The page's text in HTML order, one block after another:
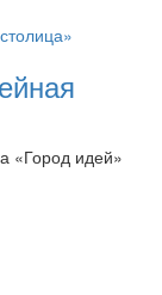
«Город идей»